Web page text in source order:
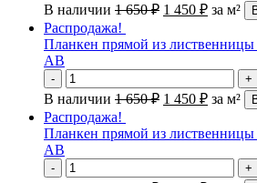
В наличии 1 650₽ 1 450 ₽ за м²
Распродажа!
Планкен прямой из
АВ
- +
В наличии 1 650₽ 1 450 ₽ за м²
Распродажа!
Планкен прямой из
АВ
- +